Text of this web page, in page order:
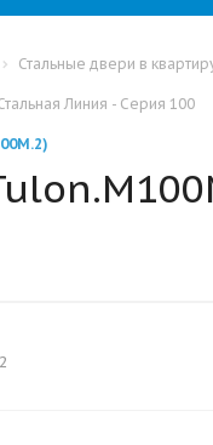
Стальные двери в
Линия - Серия 100